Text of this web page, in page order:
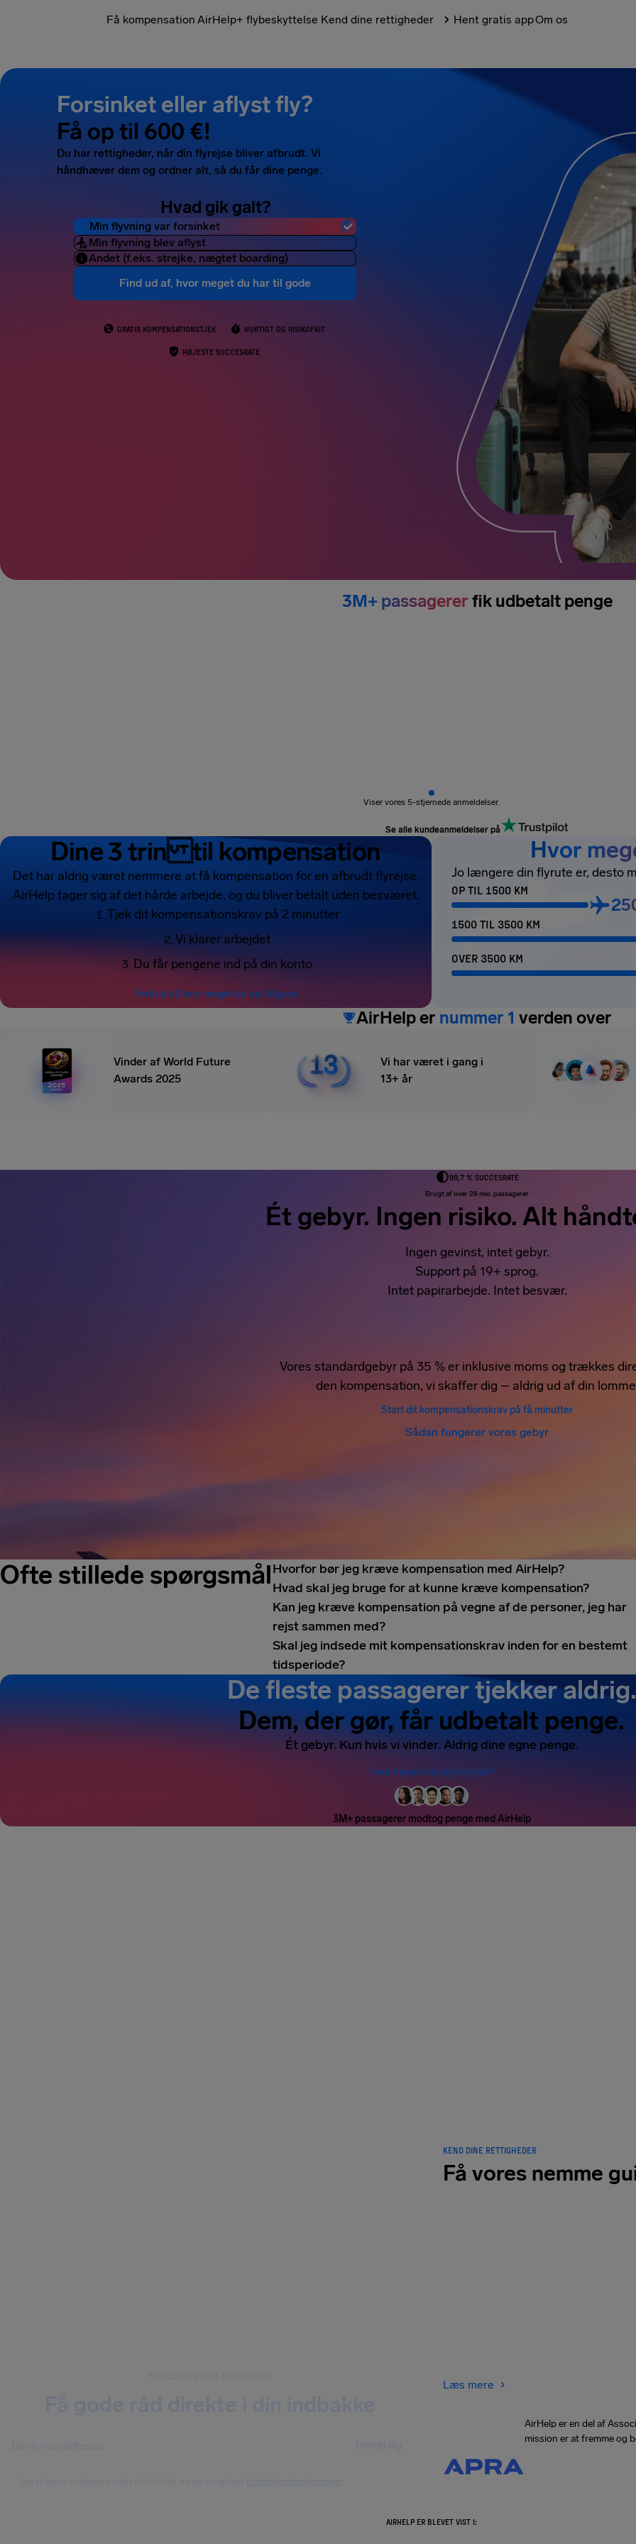
Få kompensation AirHelp+ flybeskyttelse Kend dine rettigheder Hent gratis appOm os
Forsinket eller aflyst fly?
Få op til 600 €!
Du har rettigheder, når din flyrejse bliver afbrudt. Vi
håndhæver dem og ordner alt, så du får dine penge.
Hvad gik galt?
Min flyvning var forsinket
Min flyvning blev aflyst
Andet (f.eks. strejke, nægtet boarding)
Find ud af, hvor meget du har til gode
GRATIS KOMPENSATIONSTJEK HURTIGT OG RISIKOFRIT
HØJESTE SUCCESRATE
3M+ passagerer fik udbetalt penge
Viser vores 5-stjernede anmeldelser.
Se alle kundeanmeldelser på
Dine 3 trin til kompensation
Det har aldrig været nemmere at få kompensation for en afbrudt flyrejse.
AirHelp tager sig af det hårde arbejde, og du bliver betalt uden besværet.
Tjek dit kompensationskrav på 2 minutter
Vi klarer arbejdet
Du får pengene ind på din konto
Find ud af, hvor meget du har til gode
Hvor
Jo længere din flyrute er, desto
OP TIL 1500 KM
1500 TIL 3500 KM
OVER 3500 KM
AirHelp er nummer 1 verden over
Vinder af World Future
Awards 2025
Vi har været i gang i
13+ år
99,7 % SUCCESRATE
Brugt af over 28 mio. passagerer
Ét gebyr. Ingen risiko. Alt
Ingen gevinst, intet gebyr.
Support på 19+ sprog.
Intet papirarbejde. Intet besvær.
Vores standardgebyr på 35 % er inklusive moms og trækkes
den kompensation, vi skaffer dig – aldrig ud af din
Start dit kompensationskrav på få minutter
Sådan fungerer vores gebyr
Ofte stillede spørgsmålHvorfor bør jeg kræve kompensation med AirHelp?
Hvad skal jeg bruge for at kunne kræve kompensation?
Kan jeg kræve kompensation på vegne af de personer, jeg har
rejst sammen med?
Skal jeg indsede mit kompensationskrav inden for en bestemt
tidsperiode?
De fleste passagerer tjekker aldrig.
Dem, der gør, får udbetalt penge.
Ét gebyr. Kun hvis vi vinder. Aldrig dine egne penge.
Hvor meget har jeg til gode?
3M+ passagerer modtog penge med AirHelp
KEND DINE RETTIGHEDER
Få vores nemme
Læs mere
AirHelp er en del af
mission er at fremme og
AIRHELP ER BLEVET VIST I: